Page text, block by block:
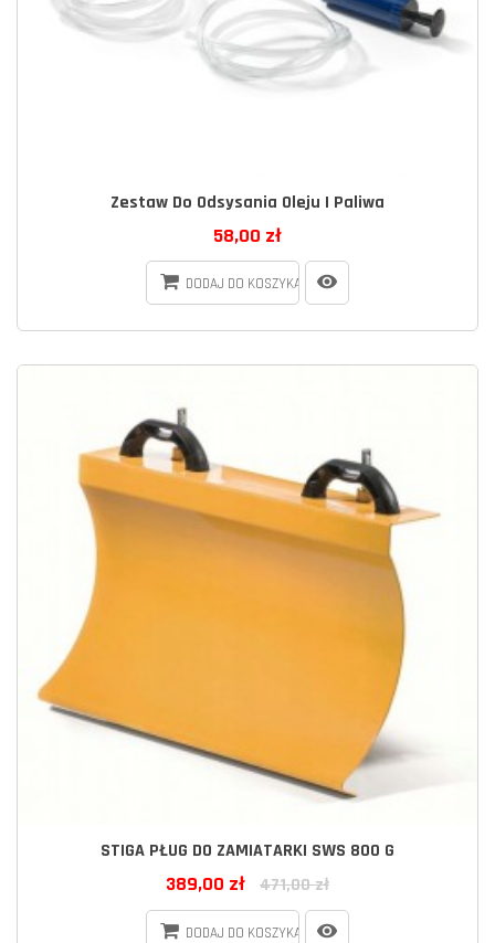
Zestaw Do Odsysania Oleju I Paliwa
58,00 zł
DODAJ DO KOSZYKA
STIGA PŁUG DO ZAMIATARKI SWS 800 G
389,00 zł 471,00 zł
DODAJ DO KOSZYKA